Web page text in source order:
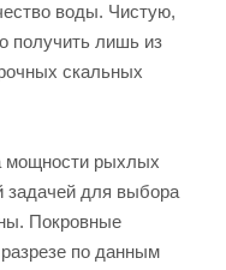
воды. Чистую,
получить лишь из
скальных
мощности рыхлых
задачей для выбора
Покровные
по данным